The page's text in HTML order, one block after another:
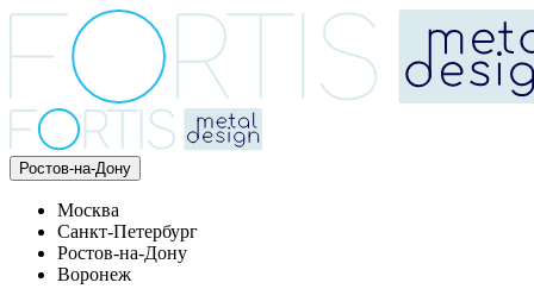
Ростов-на-Дону
Москва
Санкт-Петербург
Ростов-на-Дону
Воронеж